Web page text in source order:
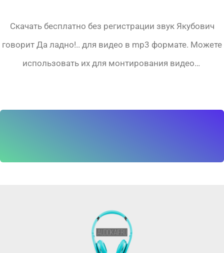
Скачать бесплатно без регистрации звук Якубович
говорит Да ладно!.. для видео в mp3 формате. Можете
использовать их для монтирования видео…